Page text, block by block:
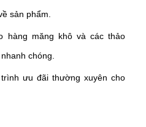
sản phẩm.
hàng măng khô và các thảo
chóng.
ưu đãi thường xuyên cho